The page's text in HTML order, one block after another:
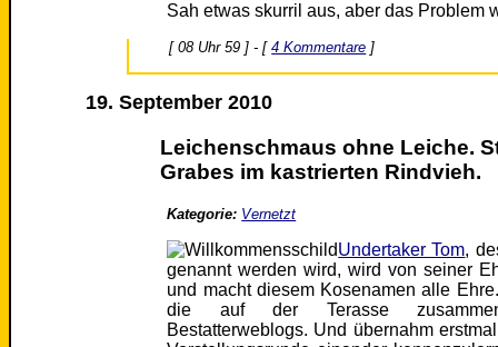
Sah etwas skurril aus, aber das Problem
[ 08 Uhr 59 ] - [4 Kommentare ]
19. September 2010
Leichenschmaus ohne Leiche.
Grabes im kastrierten Rindvieh.
Kategorie: Vernetzt
Undertaker Tom,
genannt werden wird, wird von seiner
und macht diesem Kosenamen alle
die auf der Terasse
Bestatterweblogs. Und übernahm